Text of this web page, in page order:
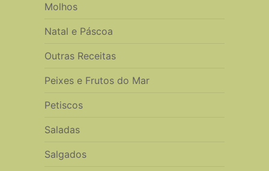
Molhos
Natal e Páscoa
Outras Receitas
Peixes e Frutos do Mar
Petiscos
Saladas
Salgados